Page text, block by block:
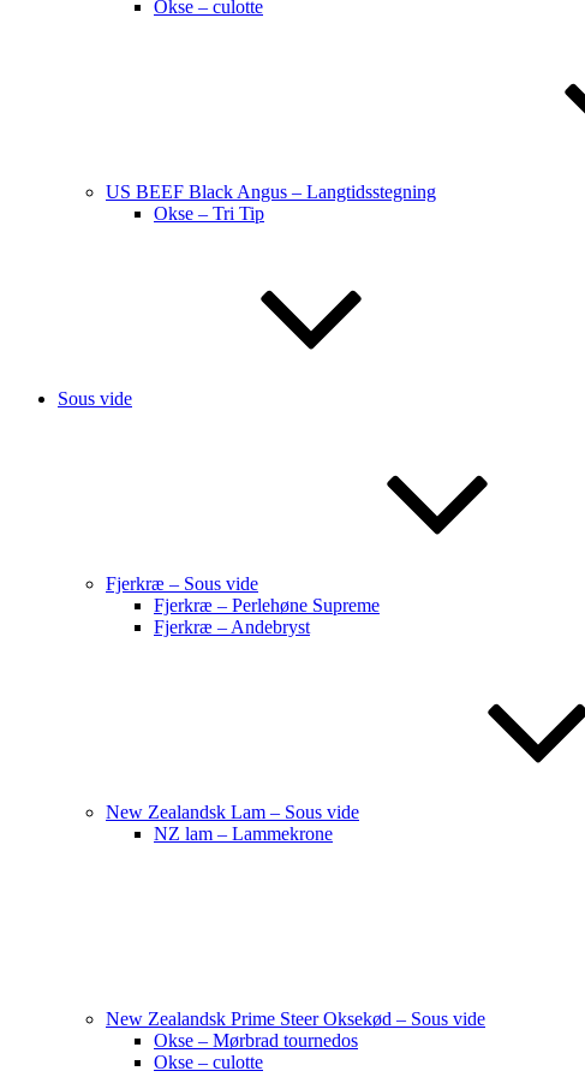
Okse – culotte
US BEEF Black Angus – Langtidsstegning
Okse – Tri Tip
Sous vide
Fjerkræ – Sous vide
Fjerkræ – Perlehøne Supreme
Fjerkræ – Andebryst
New Zealandsk Lam – Sous vide
NZ lam – Lammekrone
New Zealandsk Prime Steer Oksekød – Sous vide
Okse – Mørbrad tournedos
Okse – culotte